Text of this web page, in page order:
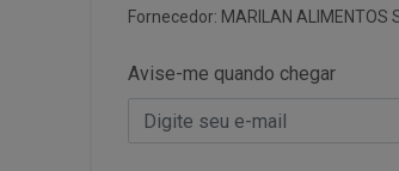
Fornecedor: MARILAN ALIMENTOS
Avise-me quando chegar